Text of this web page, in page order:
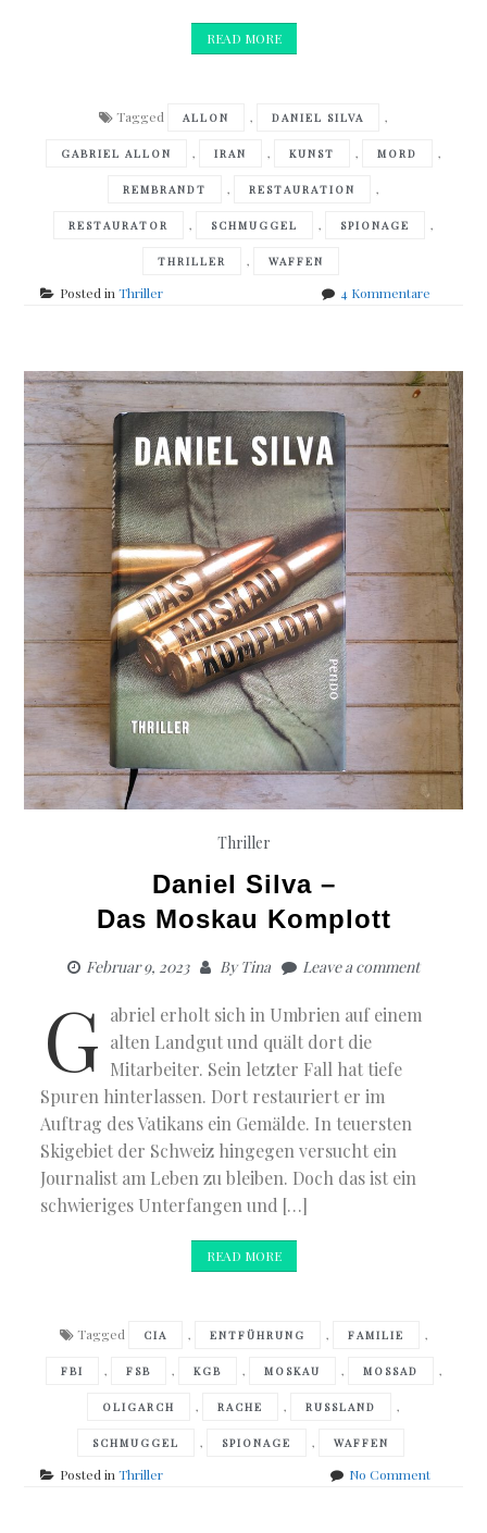
READ MORE
Tagged ALLON , DANIEL SILVA ,
GABRIEL ALLON , IRAN , KUNST , MORD ,
REMBRANDT , RESTAURATION ,
RESTAURATOR , SCHMUGGEL , SPIONAGE ,
THRILLER , WAFFEN
Posted inThriller 4 Kommentarezu
Die
Affäre
Thriller
Daniel Silva –
Das Moskau Komplott
Februar 9, 2023 ByTina Leave a comment
G abriel erholt sich in Umbrien auf einem
alten Landgut und quält dort die
Mitarbeiter. Sein letzter Fall hat tiefe
Spuren hinterlassen. Dort restauriert er im
Auftrag des Vatikans ein Gemälde. In teuersten
Skigebiet der Schweiz hingegen versucht ein
Journalist am Leben zu bleiben. Doch das ist ein
schwieriges Unterfangen und […]
READ MORE
Tagged CIA , ENTFÜHRUNG , FAMILIE ,
FBI , FSB , KGB , MOSKAU , MOSSAD ,
OLIGARCH , RACHE , RUSSLAND ,
SCHMUGGEL , SPIONAGE , WAFFEN
Posted inThriller No Commenton